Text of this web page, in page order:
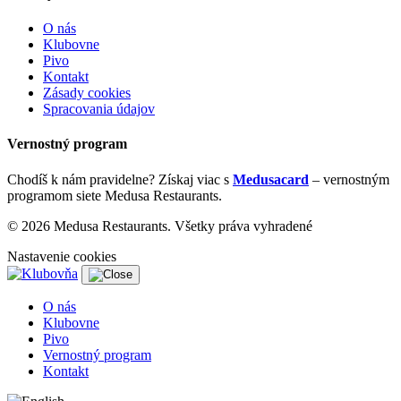
O nás
Klubovne
Pivo
Kontakt
Zásady cookies
Spracovania údajov
Vernostný program
Chodíš k nám pravidelne? Získaj viac s Medusacard – vernostným
programom siete Medusa Restaurants.
© 2026 Medusa Restaurants. Všetky práva vyhradené
Nastavenie cookies
O nás
Klubovne
Pivo
Vernostný program
Kontakt